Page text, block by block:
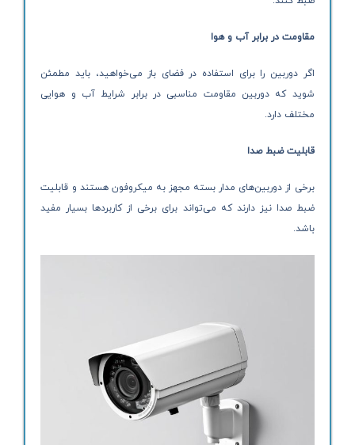
مقاومت در برابر آب و هوا
اگر دوربین را برای استفاده در فضای باز می‌خواهید، باید مطمئن
شوید که دوربین مقاومت مناسبی در برابر شرایط آب و هوایی
مختلف دارد.
قابلیت ضبط صدا
برخی از دوربین‌های مدار بسته مجهز به میکروفون هستند و قابلیت
ضبط صدا نیز دارند که می‌تواند برای برخی از کاربردها بسیار مفید
باشد.